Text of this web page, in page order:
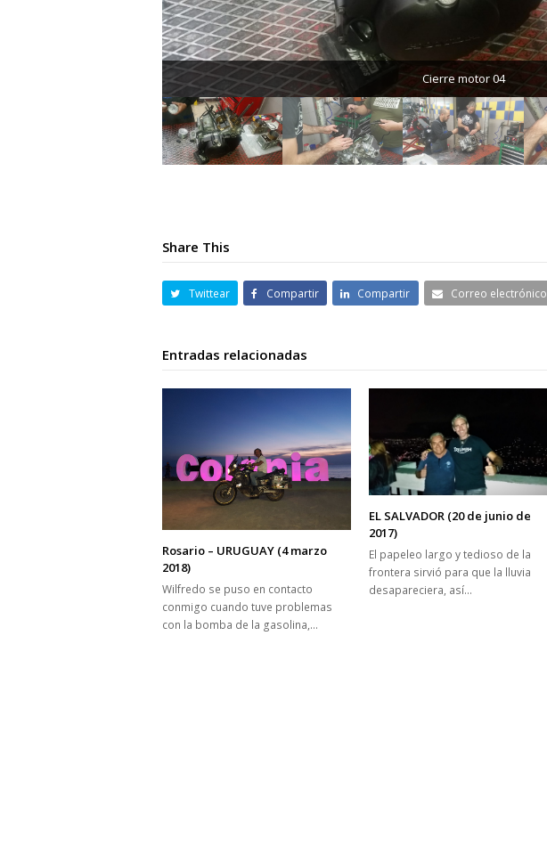
Share This
Twittear Compartir Compartir Correo electrónico
Entradas relacionadas
Rosario – URUGUAY (4 marzo
2018)
Wilfredo se puso en contacto
conmigo cuando tuve problemas
con la bomba de la gasolina,…
EL SALVADOR (20 de junio de
2017)
El papeleo largo y tedioso de la
frontera sirvió para que la lluvia
desapareciera, así…